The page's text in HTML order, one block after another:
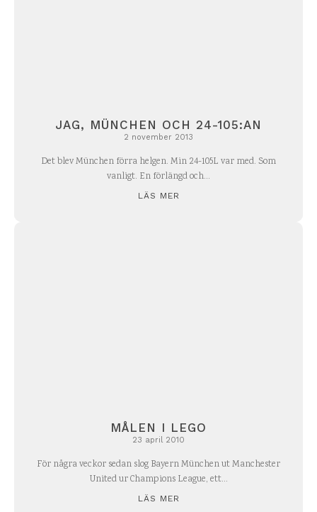
JAG, MÜNCHEN OCH 24-105:AN
2 november 2013
Det blev München förra helgen. Min 24-105L var med. Som
vanligt. En förlängd och...
LÄS MER
MÅLEN I LEGO
23 april 2010
För några veckor sedan slog Bayern München ut Manchester
United ur Champions League, ett...
LÄS MER